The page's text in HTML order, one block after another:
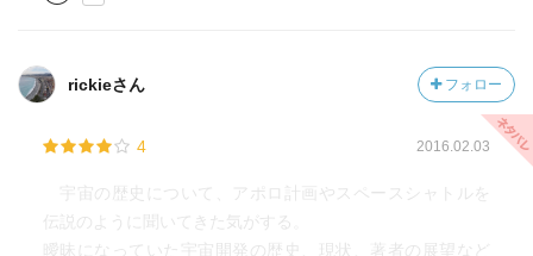
rickieさん フォロー
4 2016.02.03
宇宙の歴史について、アポロ計画やスペースシャトルを
伝説のように聞いてきた気がする。
曖昧になっていた宇宙開発の歴史、現状、著者の展望など